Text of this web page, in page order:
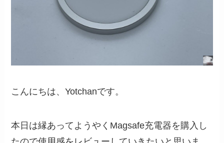
こんにちは、Yotchanです。
本日は縁あってようやくMagsafe充電器を購入し